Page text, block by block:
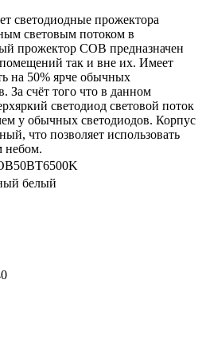
светодиодные прожектора
световым потоком в
прожектор СОВ предназначен
так и вне их. Имеет
на 50% ярче обычных
За счёт того что в данном
светодиод световой поток
у обычных светодиодов. Корпус
что позволяет использовать
небом.
белый